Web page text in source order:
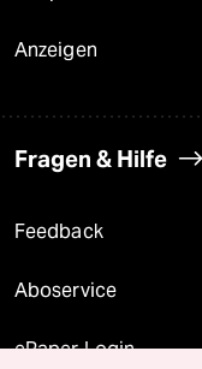
Anzeigen
Fragen & Hilfe
Feedback
Aboservice
ePaper Login